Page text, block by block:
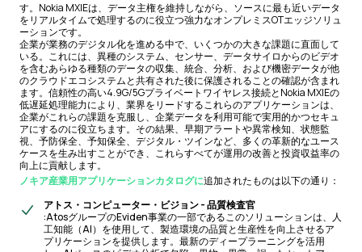
す。Nokia MXIEは、データ主権を維持しながら、ソースに最も近いデータ
をリアルタイムで処理するのに役立つ強力なオンプレミスOTエッジソリュ
ーションです。
企業が業務のデジタル化を進める中で、いくつかの大きな課題に直面して
いる。これには、異種のシステム、センサー、データサイロからのビデオ
を含むあらゆる種類のデータの収集、統合、分析、および機密データが他
のクラウドエコシステムと共有された後に保護されることの確認が含まれ
ます。信頼性の高い4.9G/5Gプライベートワイヤレス接続とNokia MXIEの
低遅延処理能力により、業界をリードするこれらのアプリケーションは、
企業がこれらの課題を克服し、企業データを利用可能で実用的かつセキュ
アにするのに役立ちます。その結果、早期アラートや異常検知、状態監
視、予防保全、予知保全、デジタル・ツインなど、多くの革新的なユース
ケースを生み出すことができ、これらすべてが運用の改善と投資収益率の
向上に貢献します。
ノキア産業用アプリケーションカタログに追加されたものは以下の通り：
アトス・コンピューター・ビジョン - 品質検査官
:AtosグループのEviden事業の一部であるこのソリューションは、人
工知能（AI）を使用して、製造環境の品質と生産性を向上させるア
プリケーションを提供します。最新のディープラーニングを活用